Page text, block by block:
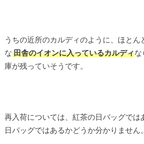
うちの近所のカルディのように、ほとん
な田舎のイオンに入っているカルディな
庫が残っていそうです。
再入荷については、紅茶の日バッグでは
日バッグではあるかどうか分かりません。